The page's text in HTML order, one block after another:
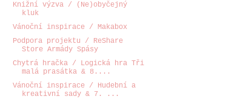
Knižní výzva / (Ne)obyčejný
kluk
Vánoční inspirace / Makabox
Podpora projektu / ReShare
Store Armády Spásy
Chytrá hračka / Logická hra Tři
malá prasátka & 8....
Vánoční inspirace / Hudební a
kreativní sady & 7. ...